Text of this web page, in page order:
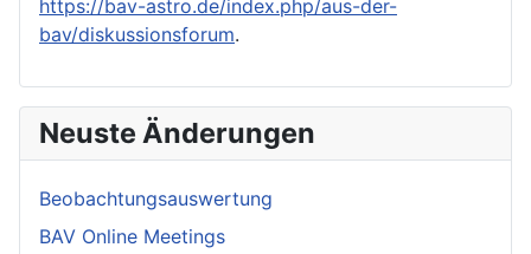
https://bav-astro.de/index.php/aus-der-
bav/diskussionsforum.
Neuste Änderungen
Beobachtungsauswertung
BAV Online Meetings